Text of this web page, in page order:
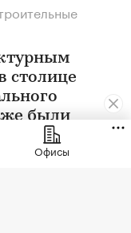
столице
были
в 12
Офисы